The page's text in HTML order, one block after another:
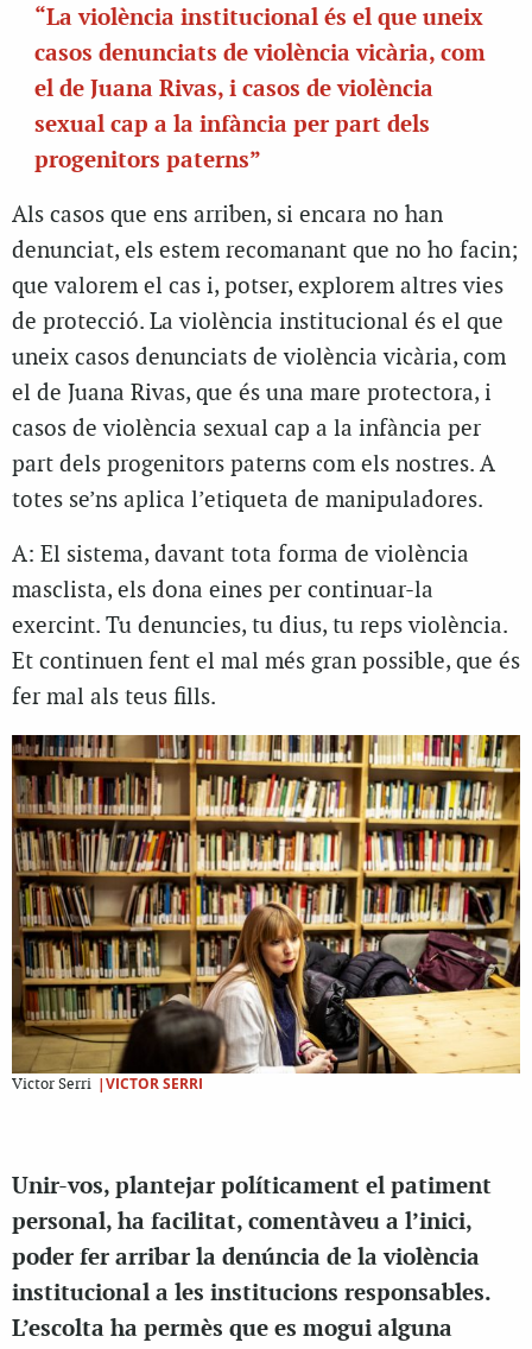
“La violència institucional és el que uneix
casos denunciats de violència vicària, com
el de Juana Rivas, i casos de violència
sexual cap a la infància per part dels
progenitors paterns”
Als casos que ens arriben, si encara no han
denunciat, els estem recomanant que no ho facin;
que valorem el cas i, potser, explorem altres vies
de protecció. La violència institucional és el que
uneix casos denunciats de violència vicària, com
el de Juana Rivas, que és una mare protectora, i
casos de violència sexual cap a la infància per
part dels progenitors paterns com els nostres. A
totes se’ns aplica l’etiqueta de manipuladores.
A: El sistema, davant tota forma de violència
masclista, els dona eines per continuar-la
exercint. Tu denuncies, tu dius, tu reps violència.
Et continuen fent el mal més gran possible, que és
fer mal als teus fills.
Victor Serri |VICTOR SERRI
Unir-vos, plantejar políticament el patiment
personal, ha facilitat, comentàveu a l’inici,
poder fer arribar la denúncia de la violència
institucional a les institucions responsables.
L’escolta ha permès que es mogui alguna